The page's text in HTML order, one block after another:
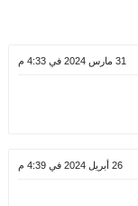
31 مارس 2024 في 4:33 م
26 أبريل 2024 في 4:39 م